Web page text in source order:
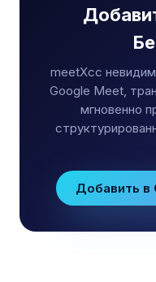
meetXcc
Google Meet,
мгновенно
Добавить в